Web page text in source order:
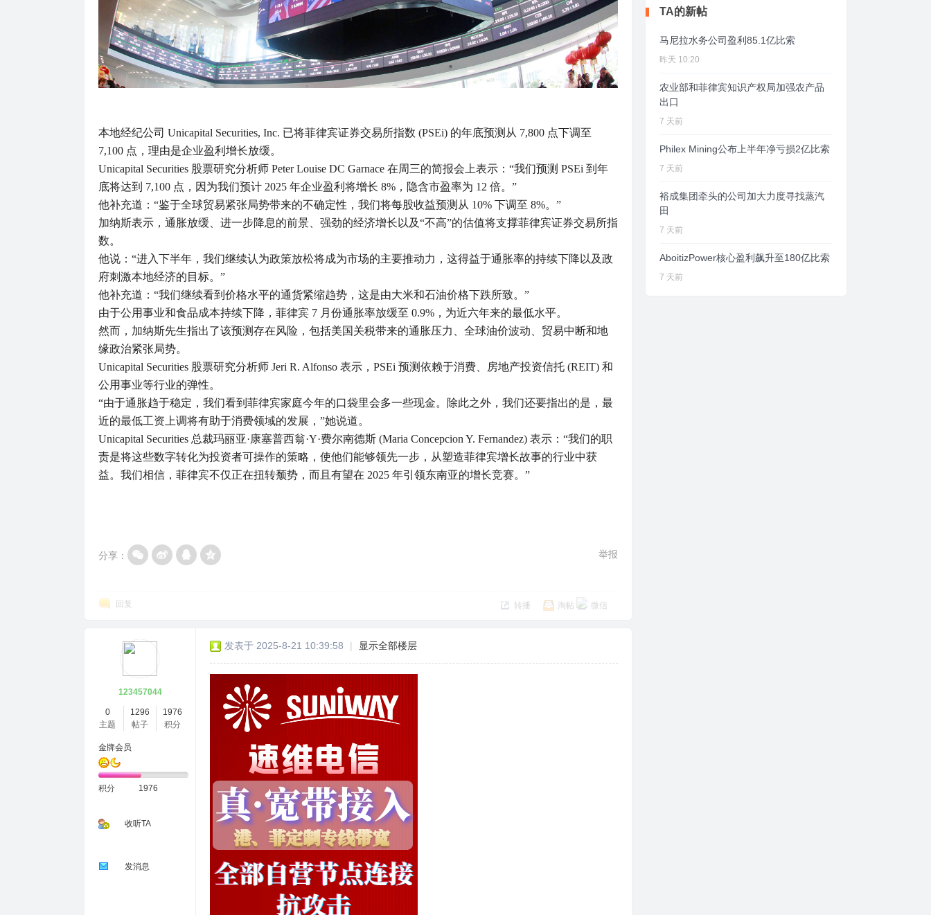
本地经纪公司 Unicapital Securities, Inc. 已将菲律宾证券交易所指数 (PSEi) 的年底预测从 7,800 点下调至
7,100 点，理由是企业盈利增长放缓。
Unicapital Securities 股票研究分析师 Peter Louise DC Garnace 在周三的简报会上表示：“我们预测 PSEi 到年
底将达到 7,100 点，因为我们预计 2025 年企业盈利将增长 8%，隐含市盈率为 12 倍。”
他补充道：“鉴于全球贸易紧张局势带来的不确定性，我们将每股收益预测从 10% 下调至 8%。”
加纳斯表示，通胀放缓、进一步降息的前景、强劲的经济增长以及“不高”的估值将支撑菲律宾证券交易所指
数。
他说：“进入下半年，我们继续认为政策放松将成为市场的主要推动力，这得益于通胀率的持续下降以​​及政
府刺激本地经济的目标。”
他补充道：“我们继续看到价格水平的通货紧缩趋势，这是由大米和石油价格下跌所致。”
由于公用事业和食品成本持续下降，菲律宾 7 月份通胀率放缓至 0.9%，为近六年来的最低水平。
然而，加纳斯先生指出了该预测存在风险，包括美国关税带来的通胀压力、全球油价波动、贸易中断和地
缘政治紧张局势。
Unicapital Securities 股票研究分析师 Jeri R. Alfonso 表示，PSEi 预测依赖于消费、房地产投资信托 (REIT) 和
公用事业等行业的弹性。
“由于通胀趋于稳定，我们看到菲律宾家庭今年的口袋里会多一些现金。除此之外，我们还要指出的是，最
近的最低工资上调将有助于消费领域的发展，”她说道。
Unicapital Securities 总裁玛丽亚·康塞普西翁·Y·费尔南德斯 (Maria Concepcion Y. Fernandez) 表示：“我们的职
责是将这些数字转化为投资者可操作的策略，使他们能够领先一步，从塑造菲律宾增长故事的行业中获
益。我们相信，菲律宾不仅正在扭转颓势，而且有望在 2025 年引领东南亚的增长竞赛。”
分享： 举报
转播 淘帖 微信
回复
123457044
0
主题
1296
帖子
1976
积分
金牌会员
积分 1976
收听TA
发消息
发表于 2025-8-21 10:39:58 | 显示全部楼层
TA的新帖
马尼拉水务公司盈利85.1亿比索
昨天 10:20
农业部和菲律宾知识产权局加强农产品
出口
7 天前
Philex Mining公布上半年净亏损2亿比索
7 天前
裕成集团牵头的公司加大力度寻找蒸汽
田
7 天前
AboitizPower核心盈利飙升至180亿比索
7 天前